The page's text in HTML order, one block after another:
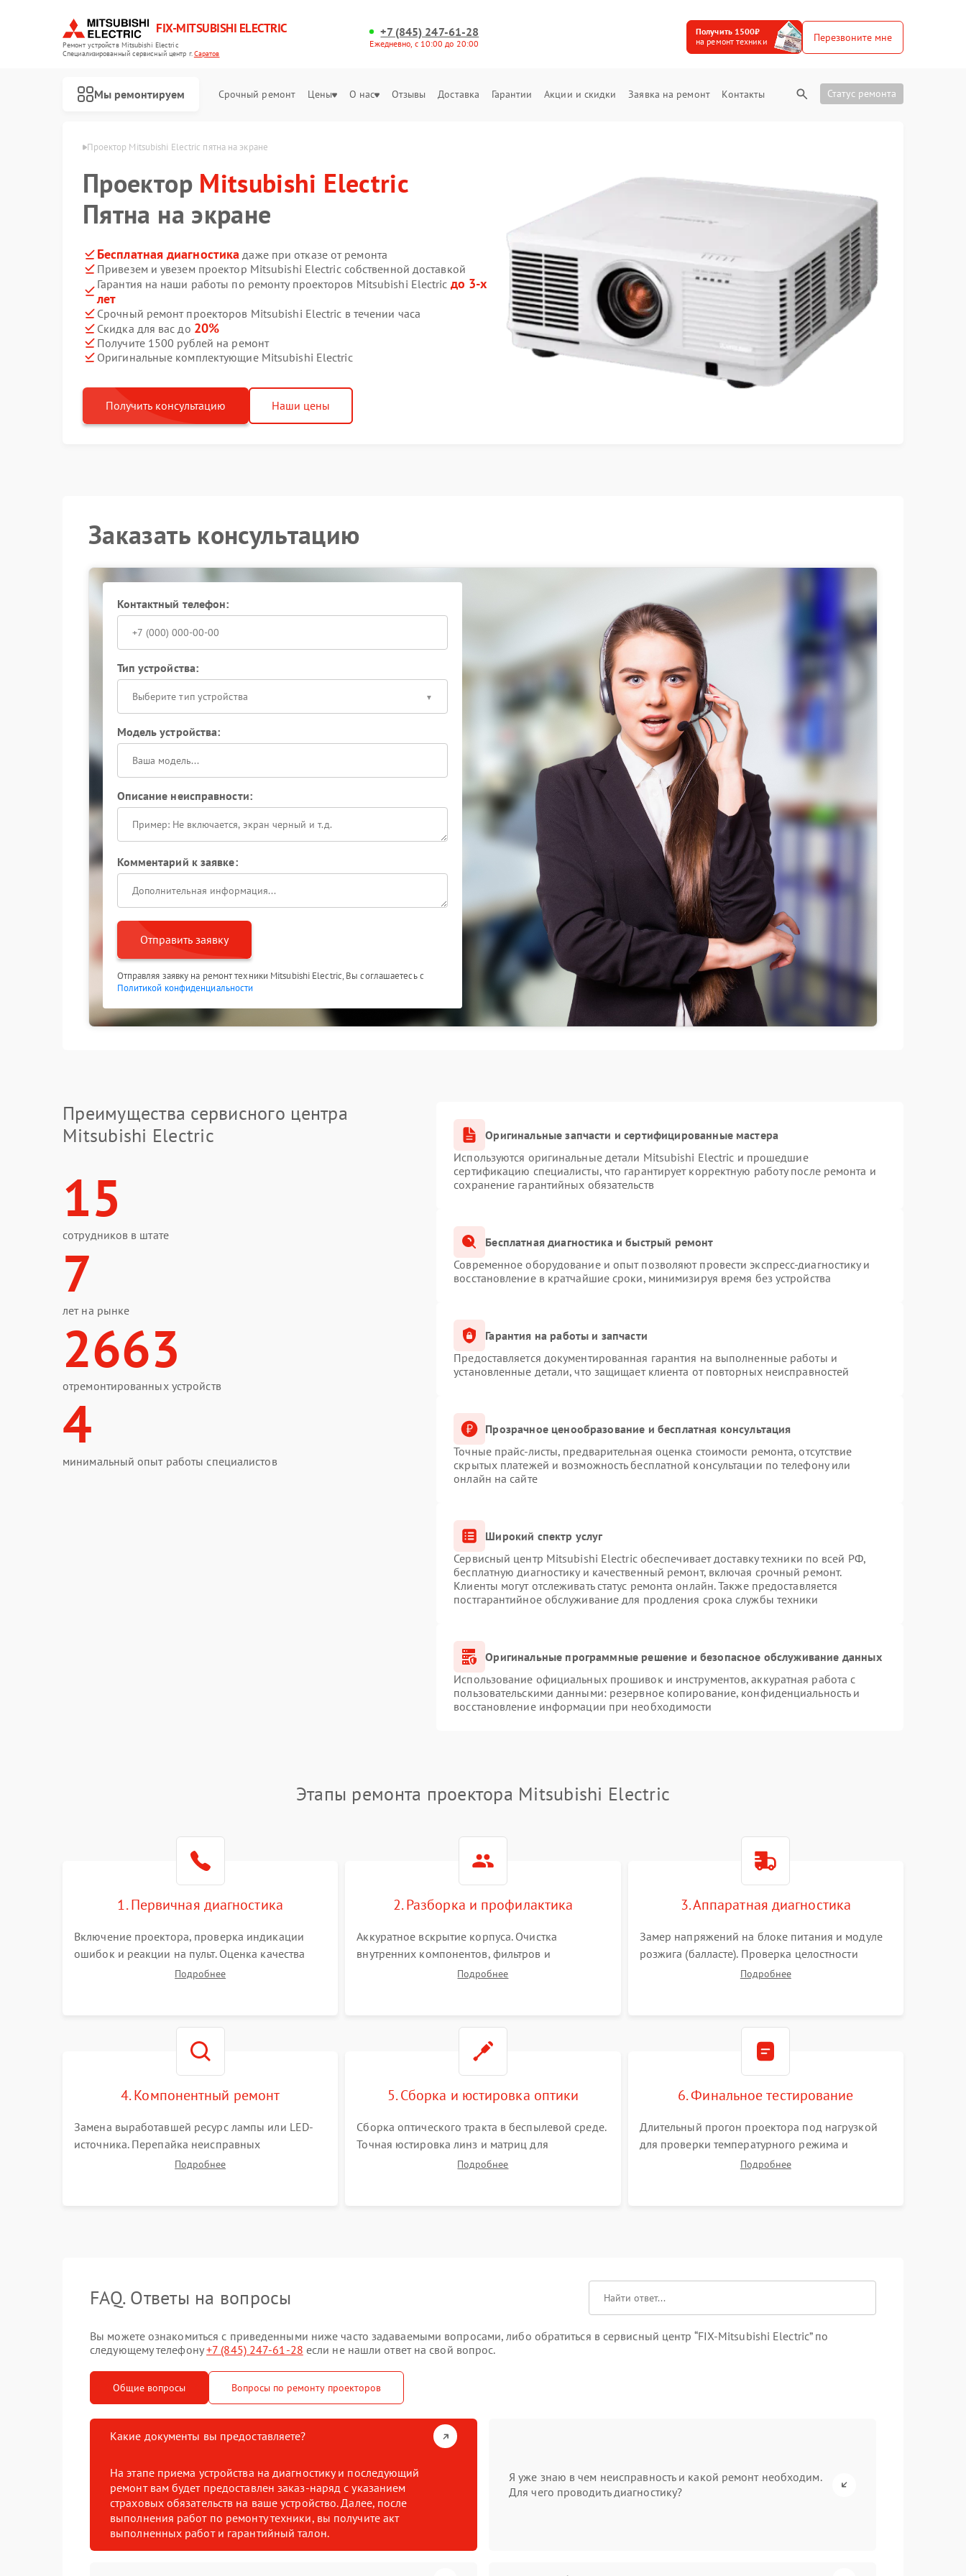
FIX-MITSUBISHI ELECTRIC
Ремонт устройств Mitsubishi Electric
Специализированный cервисный центр г.Саратов
+7 (845) 247-61-28
Ежедневно, с 10:00 до 20:00
Получить 1500₽
на ремонт техники
Перезвоните мне
Мы ремонтируем Срочный ремонт Цены О нас Отзывы Доставка Гарантии Акции и скидки Заявка на ремонт Контакты Статус ремонта
Проектор Mitsubishi Electric пятна на экране
Проектор Mitsubishi Electric
Пятна на экране
Бесплатная диагностика даже при отказе от ремонта
Привезем и увезем проектор Mitsubishi Electric собственной доставкой
Гарантия на наши работы по ремонту проекторов Mitsubishi Electric до 3-х
лет
Срочный ремонт проекторов Mitsubishi Electric в течении часа
Скидка для вас до 20%
Получите 1500 рублей на ремонт
Оригинальные комплектующие Mitsubishi Electric
Получить консультацию Наши цены
Заказать консультацию
Контактный телефон:
Тип устройства:
Выберите тип устройства
Модель устройства:
Описание неисправности:
Комментарий к заявке:
Отправить заявку
Отправляя заявку на ремонт техники Mitsubishi Electric, Вы соглашаетесь с
Политикой конфиденциальности
Преимущества сервисного центра
Mitsubishi Electric
15
сотрудников в штате
7
лет на рынке
2663
отремонтированных устройств
4
минимальный опыт работы специалистов
Оригинальные запчасти и сертифицированные мастера
Используются оригинальные детали Mitsubishi Electric и прошедшие
сертификацию специалисты, что гарантирует корректную работу после ремонта и
сохранение гарантийных обязательств
Бесплатная диагностика и быстрый ремонт
Современное оборудование и опыт позволяют провести экспресс-диагностику и
восстановление в кратчайшие сроки, минимизируя время без устройства
Гарантия на работы и запчасти
Предоставляется документированная гарантия на выполненные работы и
установленные детали, что защищает клиента от повторных неисправностей
Прозрачное ценообразование и бесплатная консультация
Точные прайс-листы, предварительная оценка стоимости ремонта, отсутствие
скрытых платежей и возможность бесплатной консультации по телефону или
онлайн на сайте
Широкий спектр услуг
Сервисный центр Mitsubishi Electric обеспечивает доставку техники по всей РФ,
бесплатную диагностику и качественный ремонт, включая срочный ремонт.
Клиенты могут отслеживать статус ремонта онлайн. Также предоставляется
постгарантийное обслуживание для продления срока службы техники
Оригинальные программные решение и безопасное обслуживание данных
Использование официальных прошивок и инструментов, аккуратная работа с
пользовательскими данными: резервное копирование, конфиденциальность и
восстановление информации при необходимости
Этапы ремонта проектора Mitsubishi Electric
1. Первичная диагностика
Включение проектора, проверка индикации
ошибок и реакции на пульт. Оценка качества
проекции, яркости лампы, наличия артефактов
Подробнее
2. Разборка и профилактика
Аккуратное вскрытие корпуса. Очистка
внутренних компонентов, фильтров и
вентиляторов от накопившейся пыли.
Подробнее
3. Аппаратная диагностика
Замер напряжений на блоке питания и модуле
розжига (балласте). Проверка целостности
цветового колеса (DLP) или поляризаторов (LCD).
Подробнее
4. Компонентный ремонт
Замена выработавшей ресурс лампы или LED-
источника. Перепайка неисправных
компонентов на платах. Замена DMD-чипа при
Подробнее
5. Сборка и юстировка оптики
Сборка оптического тракта в беспылевой среде.
Точная юстировка линз и матриц для
правильного сведения цветов и устранения
Подробнее
6. Финальное тестирование
Длительный прогон проектора под нагрузкой
для проверки температурного режима и
отсутствия перегрева. Оценка фокуса,
Подробнее
FAQ. Ответы на вопросы
Вы можете ознакомиться с приведенными ниже часто задаваемыми вопросами, либо обратиться в сервисный центр “FIX-Mitsubishi Electric” по
следующему телефону+7 (845) 247-61-28 если не нашли ответ на свой вопрос.
Общие вопросы Вопросы по ремонту проекторов
Какие документы вы предоставляете?
На этапе приема устройства на диагностику и последующий
ремонт вам будет предоставлен заказ-наряд с указанием
страховых обязательств на ваше устройство. Далее, после
выполнения работ по ремонту техники, вы получите акт
выполненных работ и гарантийный талон.
Я уже знаю в чем неисправность и какой ремонт необходим.
Для чего проводить диагностику?